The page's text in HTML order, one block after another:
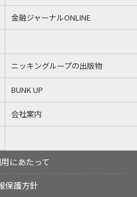
金融ジャーナルONLINE
ニッキングループの出版物
BUNK UP
会社案内
にあたって
保護方針